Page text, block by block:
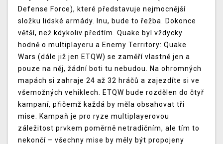
Defense Force), které představuje nejmocnější
složku lidské armády. Inu, bude to řežba. Dokonce
větší, než kdykoliv předtím. Quake byl vždycky
hodně o multiplayeru a Enemy Territory: Quake
Wars (dále již jen ETQW) se zaměří vlastně jen a
pouze na něj, žádní boti tu nebudou. Na ohromných
mapách si zahraje 24 až 32 hráčů a zajezdíte si ve
všemožných vehiklech. ETQW bude rozdělen do čtyř
kampaní, přičemž každá by měla obsahovat tři
mise. Kampaň je pro ryze multiplayerovou
záležitost prvkem poměrně netradičním, ale tím to
nekončí – všechny mise by měly být propojeny